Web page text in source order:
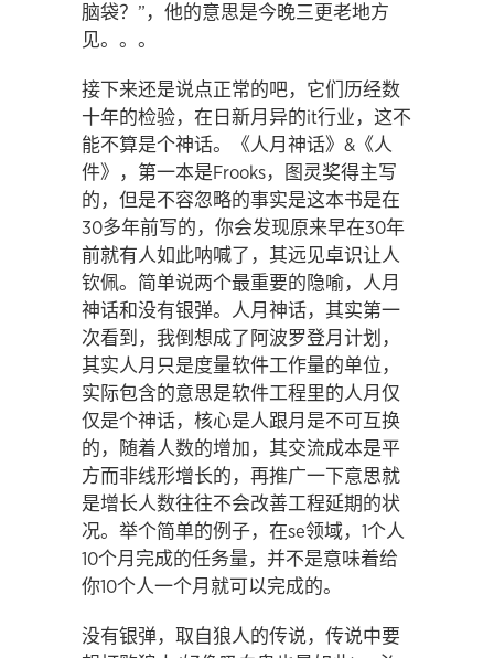
脑袋？”，他的意思是今晚三更老地方
见。。。
接下来还是说点正常的吧，它们历经数
十年的检验，在日新月异的it行业，这不
能不算是个神话。《人月神话》&《人
件》，第一本是Frooks，图灵奖得主写
的，但是不容忽略的事实是这本书是在
30多年前写的，你会发现原来早在30年
前就有人如此呐喊了，其远见卓识让人
钦佩。简单说两个最重要的隐喻，人月
神话和没有银弹。人月神话，其实第一
次看到，我倒想成了阿波罗登月计划，
其实人月只是度量软件工作量的单位，
实际包含的意思是软件工程里的人月仅
仅是个神话，核心是人跟月是不可互换
的，随着人数的增加，其交流成本是平
方而非线形增长的，再推广一下意思就
是增长人数往往不会改善工程延期的状
况。举个简单的例子，在se领域，1个人
10个月完成的任务量，并不是意味着给
你10个人一个月就可以完成的。
没有银弹，取自狼人的传说，传说中要